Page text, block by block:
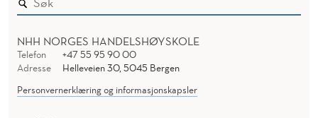
NHH NORGES HANDELSHØYSKOLE
Telefon
+47 55 95 90 00
Adresse
Helleveien 30, 5045 Bergen
Personvernerklæring og informasjonskapsler